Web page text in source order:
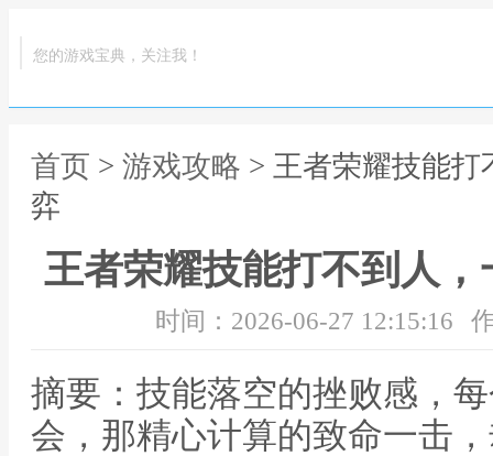
您的游戏宝典，关注我！
首页 > 游戏攻略 > 王者荣耀技能
弈
王者荣耀技能打不到人
时间：2026-06-27 12:15:16
摘要：技能落空的挫败感，
会，那精心计算的致命一击